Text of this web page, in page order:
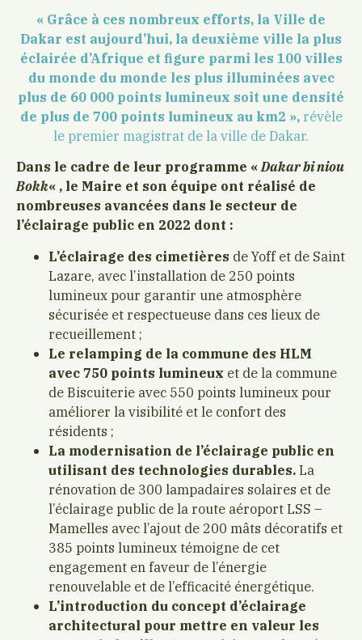
« Grâce à ces nombreux efforts, la Ville de
Dakar est aujourd’hui, la deuxième ville la plus
éclairée d’Afrique et figure parmi les 100 villes
du monde du monde les plus illuminées avec
plus de 60 000 points lumineux soit une densité
de plus de 700 points lumineux au km2 », révèle
le premier magistrat de la ville de Dakar.
Dans le cadre de leur programme «Dakar bi niou
Bokk« , le Maire et son équipe ont réalisé de
nombreuses avancées dans le secteur de
l’éclairage public en 2022 dont :
L’éclairage des cimetières de Yoff et de Saint
Lazare, avec l’installation de 250 points
lumineux pour garantir une atmosphère
sécurisée et respectueuse dans ces lieux de
recueillement ;
Le relamping de la commune des HLM
avec 750 points lumineux et de la commune
de Biscuiterie avec 550 points lumineux pour
améliorer la visibilité et le confort des
résidents ;
La modernisation de l’éclairage public en
utilisant des technologies durables.La
rénovation de 300 lampadaires solaires et de
l’éclairage public de la route aéroport LSS –
Mamelles avec l’ajout de 200 mâts décoratifs et
385 points lumineux témoigne de cet
engagement en faveur de l’énergie
renouvelable et de l’efficacité énergétique.
L’introduction du concept d’éclairage
architectural pour mettre en valeur les